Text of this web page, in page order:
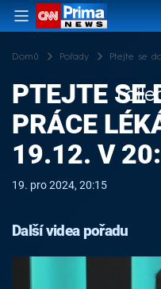
Domů Pořady Ptejte se
PTEJTE SE
PRÁCE
19.12. V
19. pro 2024, 20:15
Další videa pořadu